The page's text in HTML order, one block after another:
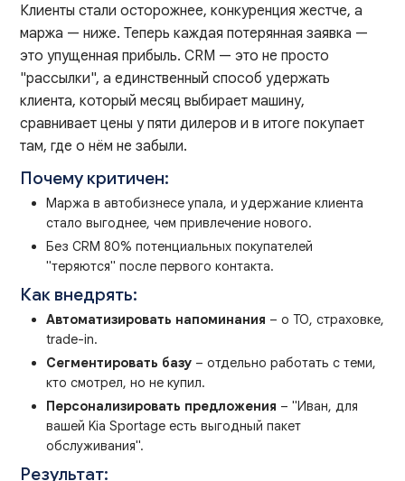
Клиенты стали осторожнее, конкуренция жестче, а
маржа — ниже. Теперь каждая потерянная заявка —
это упущенная прибыль. CRM — это не просто
"рассылки", а единственный способ удержать
клиента, который месяц выбирает машину,
сравнивает цены у пяти дилеров и в итоге покупает
там, где о нём не забыли.
Почему критичен:
Маржа в автобизнесе упала, и удержание клиента
стало выгоднее, чем привлечение нового.
Без CRM 80% потенциальных покупателей
"теряются" после первого контакта.
Как внедрять:
Автоматизировать напоминания – о ТО, страховке,
trade-in.
Сегментировать базу – отдельно работать с теми,
кто смотрел, но не купил.
Персонализировать предложения – "Иван, для
вашей Kia Sportage есть выгодный пакет
обслуживания".
Результат: